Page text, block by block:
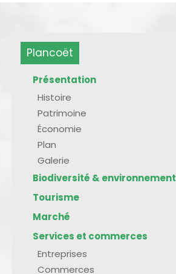
Plancoët
Présentation
Histoire
Patrimoine
Économie
Plan
Galerie
Biodiversité & environnement
Tourisme
Marché
Services et commerces
Entreprises
Commerces